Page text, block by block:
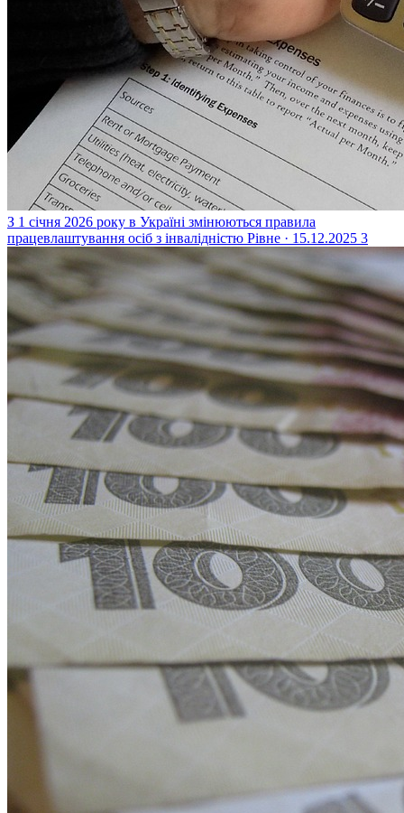
З 1 січня 2026 року в Україні змінюються правила
працевлаштування осіб з інвалідністю Рівне · 15.12.2025 3